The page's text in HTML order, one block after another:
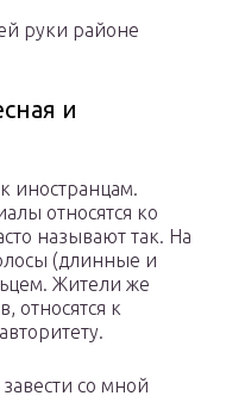
руки районе
и
иностранцам.
относятся ко
называют так. На
(длинные и
Жители же
относятся к
со мной